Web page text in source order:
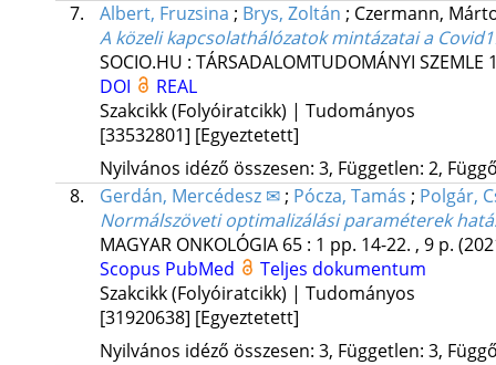
7.
Albert, Fruzsina ; Brys, Zoltán ; Czermann,
A közeli kapcsolathálózatok mintázatai a
SOCIO.HU : TÁRSADALOMTUDOMÁNYI SZEMLE
DOI
REAL
Szakcikk (Folyóiratcikk) | Tudományos
[33532801] [Egyeztetett]
Nyilvános idéző összesen: 3, Független: 2,
8.
Gerdán, Mercédesz ✉; Pócza, Tamás ; Polgár,
Normálszöveti optimalizálási paraméterek
MAGYAR ONKOLÓGIA 65: 1 pp. 14-22. , 9 p.
Scopus PubMed
Teljes dokumentum
Szakcikk (Folyóiratcikk) | Tudományos
[31920638] [Egyeztetett]
Nyilvános idéző összesen: 3, Független: 3,